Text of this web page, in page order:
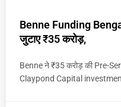
Benne Funding
जुटाए ₹35 करोड़,
Benne ने ₹35 करोड़ की Pre-
Claypond Capital